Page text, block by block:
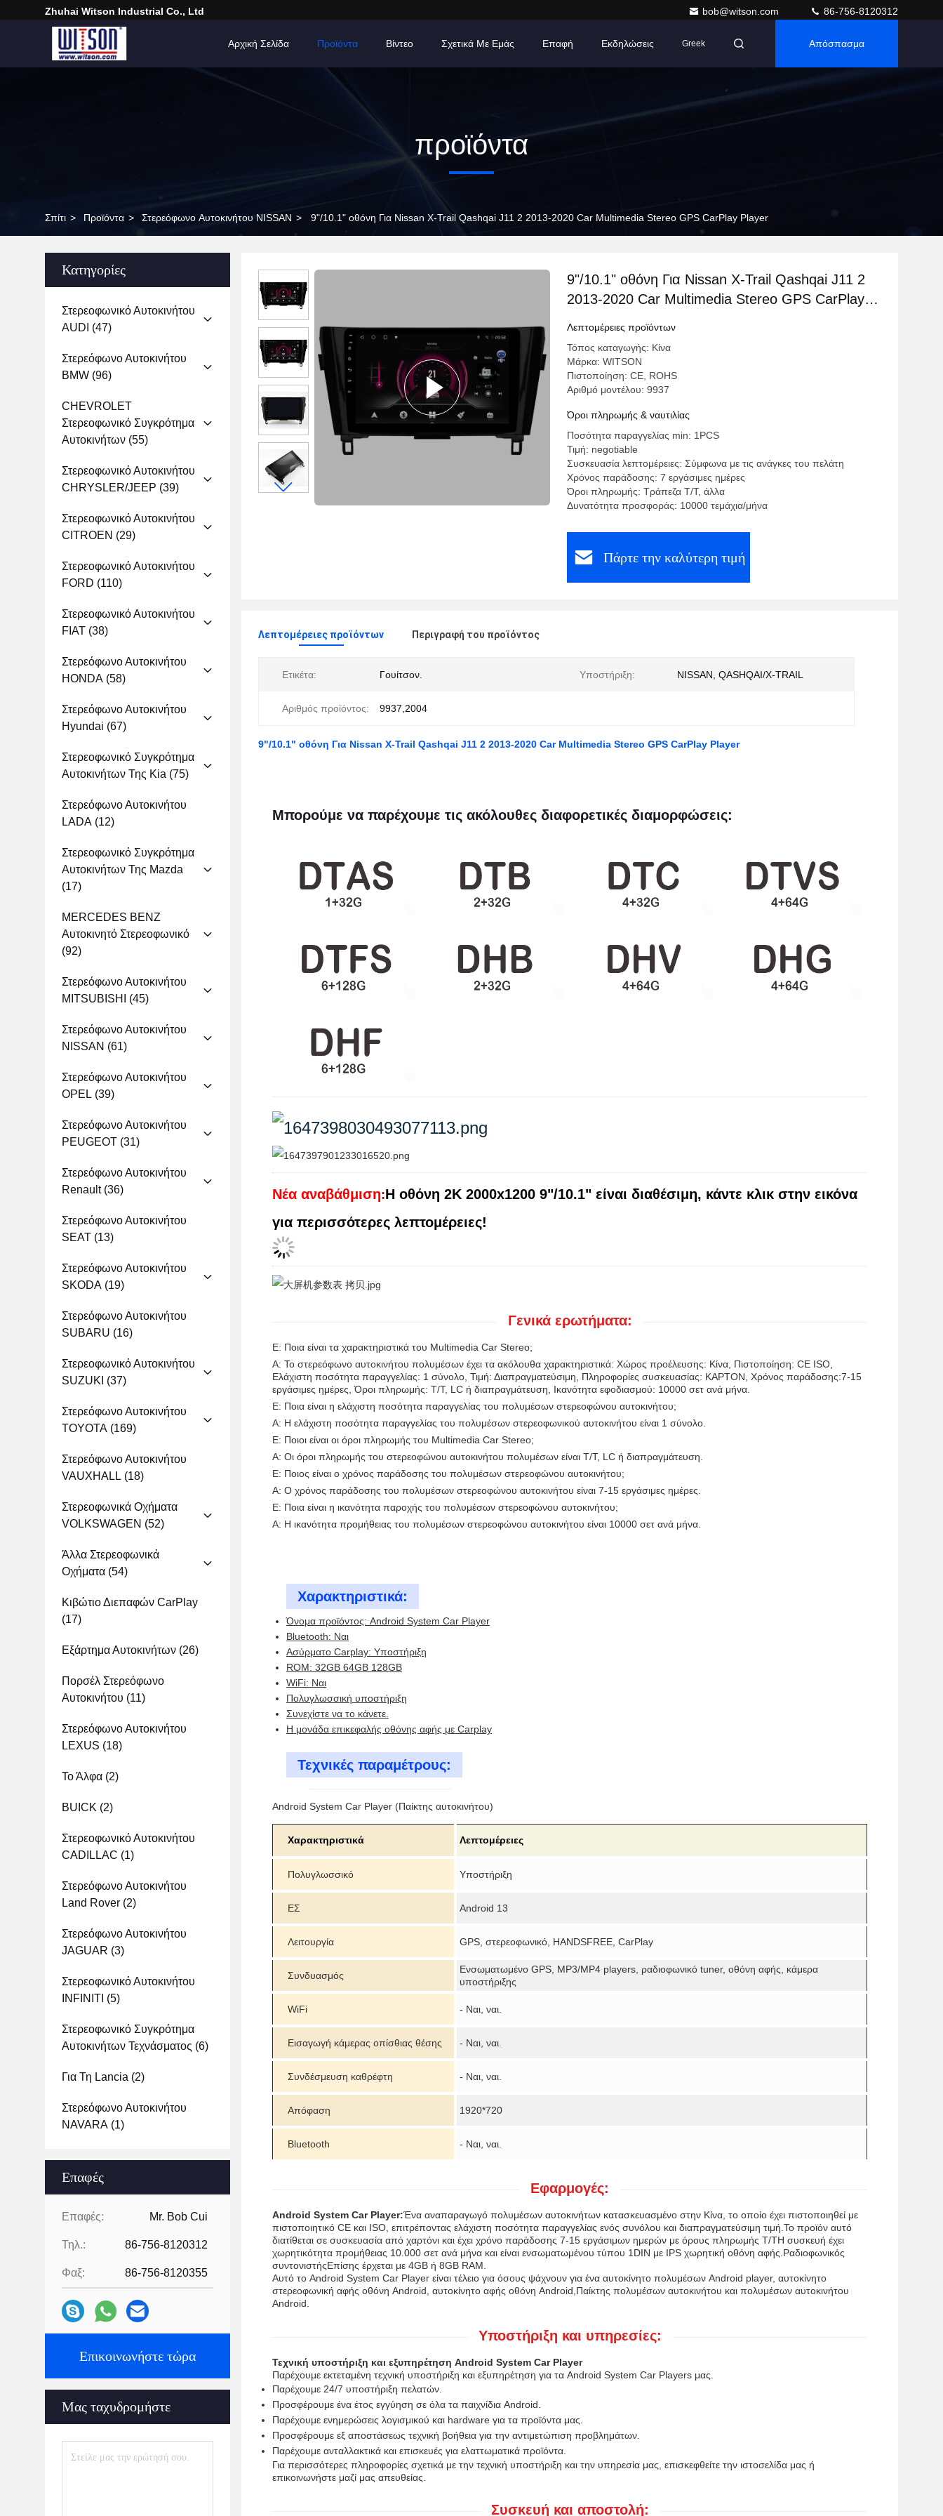
Zhuhai Witson Industrial Co., Ltd bob@witson.com 86-756-8120312
Αρχική Σελίδα Προϊόντα Βίντεο Σχετικά Με Εμάς Επαφή Εκδηλώσεις Greek Απόσπασμα
προϊόντα
Σπίτι > Προϊόντα > Στερεόφωνο Αυτοκινήτου NISSAN > 9"/10.1" οθόνη Για Nissan X-Trail Qashqai J11 2 2013-2020 Car Multimedia Stereo GPS CarPlay Player
Κατηγορίες
Στερεοφωνικό Αυτοκινήτου
AUDI (47)
Στερεόφωνο Αυτοκινήτου
BMW (96)
CHEVROLET
Στερεοφωνικό Συγκρότημα
Αυτοκινήτων (55)
Στερεοφωνικό Αυτοκινήτου
CHRYSLER/JEEP (39)
Στερεοφωνικό Αυτοκινήτου
CITROEN (29)
Στερεοφωνικό Αυτοκινήτου
FORD (110)
Στερεοφωνικό Αυτοκινήτου
FIAT (38)
Στερεόφωνο Αυτοκινήτου
HONDA (58)
Στερεόφωνο Αυτοκινήτου
Hyundai (67)
Στερεοφωνικό Συγκρότημα
Αυτοκινήτων Της Kia (75)
Στερεόφωνο Αυτοκινήτου
LADA (12)
Στερεοφωνικό Συγκρότημα
Αυτοκινήτων Της Mazda
(17)
MERCEDES BENZ
Αυτοκινητό Στερεοφωνικό
(92)
Στερεόφωνο Αυτοκινήτου
MITSUBISHI
(45)
Στερεόφωνο Αυτοκινήτου
NISSAN (61)
Στερεόφωνο Αυτοκινήτου
OPEL (39)
Στερεόφωνο Αυτοκινήτου
PEUGEOT (31)
Στερεόφωνο Αυτοκινήτου
Renault(36)
Στερεόφωνο Αυτοκινήτου
SEAT (13)
Στερεόφωνο Αυτοκινήτου
SKODA (19)
Στερεόφωνο Αυτοκινήτου
SUBARU (16)
Στερεοφωνικό Αυτοκινήτου
SUZUKI (37)
Στερεόφωνο Αυτοκινήτου
TOYOTA (169)
Στερεόφωνο Αυτοκινήτου
VAUXHALL (18)
Στερεοφωνικά Οχήματα
VOLKSWAGEN (52)
Άλλα Στερεοφωνικά
Οχήματα (54)
Κιβώτιο Διεπαφών CarPlay
(17)
Εξάρτημα Αυτοκινήτων (26)
Πορσέλ Στερεόφωνο
Αυτοκινήτου (11)
Στερεόφωνο Αυτοκινήτου
LEXUS (18)
Το Άλφα (2)
BUICK (2)
Στερεοφωνικό Αυτοκινήτου
CADILLAC (1)
Στερεόφωνο Αυτοκινήτου
Land Rover (2)
Στερεόφωνο Αυτοκινήτου
JAGUAR (3)
Στερεοφωνικό Αυτοκινήτου
INFINITI (5)
Στερεοφωνικό Συγκρότημα
Αυτοκινήτων Τεχνάσματος (6)
Για Τη Lancia (2)
Στερεόφωνο Αυτοκινήτου
NAVARA (1)
Επαφές
Επαφές: Mr. Bob Cui
Τηλ.: 86-756-8120312
Φαξ: 86-756-8120355
Επικοινωνήστε τώρα
Μας ταχυδρομήστε
9"/10.1" οθόνη Για Nissan X-Trail Qashqai J11 2
2013-2020 Car Multimedia Stereo GPS CarPlay
Λεπτομέρειες προϊόντων
Τόπος καταγωγής: Κίνα
Μάρκα: WITSON
Πιστοποίηση: CE, ROHS
Αριθμό μοντέλου: 9937
Όροι πληρωμής & ναυτιλίας
Ποσότητα παραγγελίας min: 1PCS
Τιμή: negotiable
Συσκευασία λεπτομέρειες: Σύμφωνα με τις ανάγκες του πελάτη
Χρόνος παράδοσης: 7 εργάσιμες ημέρες
Όροι πληρωμής: Τράπεζα T/T, άλλα
Δυνατότητα προσφοράς: 10000 τεμάχια/μήνα
Πάρτε την καλύτερη τιμή
Λεπτομέρειες προϊόντων Περιγραφή του προϊόντος
Ετικέτα: Γουίτσον. Υποστήριξη: NISSAN, QASHQAI/X-TRAIL
Αριθμός προϊόντος: 9937,2004
9"/10.1" οθόνη Για Nissan X-Trail Qashqai J11 2 2013-2020 Car Multimedia Stereo GPS CarPlay Player
Μπορούμε να παρέχουμε τις ακόλουθες διαφορετικές διαμορφώσεις:
Νέα αναβάθμιση:Η οθόνη 2K 2000x1200 9"/10.1" είναι διαθέσιμη, κάντε κλικ στην εικόνα
για περισσότερες λεπτομέρειες!
Γενικά ερωτήματα:
Ε: Ποια είναι τα χαρακτηριστικά του Multimedia Car Stereo;
Α: Το στερεόφωνο αυτοκινήτου πολυμέσων έχει τα ακόλουθα χαρακτηριστικά: Χώρος προέλευσης: Κίνα, Πιστοποίηση: CE ISO,
Ελάχιστη ποσότητα παραγγελίας: 1 σύνολο, Τιμή: Διαπραγματεύσιμη, Πληροφορίες συσκευασίας: ΚΑΡΤΟΝ, Χρόνος παράδοσης:7-15
εργάσιμες ημέρες, Όροι πληρωμής: T/T, LC ή διαπραγμάτευση, Ικανότητα εφοδιασμού: 10000 σετ ανά μήνα.
Ε: Ποια είναι η ελάχιστη ποσότητα παραγγελίας του πολυμέσων στερεοφώνου αυτοκινήτου;
Α: Η ελάχιστη ποσότητα παραγγελίας του πολυμέσων στερεοφωνικού αυτοκινήτου είναι 1 σύνολο.
Ε: Ποιοι είναι οι όροι πληρωμής του Multimedia Car Stereo;
Α: Οι όροι πληρωμής του στερεοφώνου αυτοκινήτου πολυμέσων είναι T/T, LC ή διαπραγμάτευση.
Ε: Ποιος είναι ο χρόνος παράδοσης του πολυμέσων στερεοφώνου αυτοκινήτου;
Α: Ο χρόνος παράδοσης του πολυμέσων στερεοφώνου αυτοκινήτου είναι 7-15 εργάσιμες ημέρες.
Ε: Ποια είναι η ικανότητα παροχής του πολυμέσων στερεοφώνου αυτοκινήτου;
Α: Η ικανότητα προμήθειας του πολυμέσων στερεοφώνου αυτοκινήτου είναι 10000 σετ ανά μήνα.
Χαρακτηριστικά:
Όνομα προϊόντος: Android System Car Player
Bluetooth: Ναι
Ασύρματο Carplay: Υποστήριξη
ROM: 32GB 64GB 128GB
WiFi: Ναι
Πολυγλωσσική υποστήριξη
Συνεχίστε να το κάνετε.
Η μονάδα επικεφαλής οθόνης αφής με Carplay
Τεχνικές παραμέτρους:
Android System Car Player (Παίκτης αυτοκινήτου)
Χαρακτηριστικά Λεπτομέρειες
Πολυγλωσσικό Υποστήριξη
ΕΣ Android 13
Λειτουργία GPS, στερεοφωνικό, HANDSFREE, CarPlay
Συνδυασμός
Ενσωματωμένο GPS, MP3/MP4 players, ραδιοφωνικό tuner, οθόνη αφής, κάμερα
υποστήριξης
WiFi - Ναι, ναι.
Εισαγωγή κάμερας οπίσθιας θέσης - Ναι, ναι.
Συνδέσμευση καθρέφτη - Ναι, ναι.
Απόφαση 1920*720
Bluetooth - Ναι, ναι.
Εφαρμογές:
Android System Car Player:Ένα αναπαραγωγό πολυμέσων αυτοκινήτων κατασκευασμένο στην Κίνα, το οποίο έχει πιστοποιηθεί με
πιστοποιητικό CE και ISO, επιτρέποντας ελάχιστη ποσότητα παραγγελίας ενός συνόλου και διαπραγματεύσιμη τιμή.Το προϊόν αυτό
διατίθεται σε συσκευασία από χαρτόνι και έχει χρόνο παράδοσης 7-15 εργάσιμων ημερών με όρους πληρωμής T/TΗ συσκευή έχει
χωρητικότητα προμήθειας 10.000 σετ ανά μήνα και είναι ενσωματωμένου τύπου 1DIN με IPS χωρητική οθόνη αφής.Ραδιοφωνικός
συντονιστήςΕπίσης έρχεται με 4GB ή 8GB RAM.
Αυτό το Android System Car Player είναι τέλειο για όσους ψάχνουν για ένα αυτοκίνητο πολυμέσων Android player, αυτοκίνητο
στερεοφωνική αφής οθόνη Android, αυτοκίνητο αφής οθόνη Android,Παίκτης πολυμέσων αυτοκινήτου και πολυμέσων αυτοκινήτου
Android.
Υποστήριξη και υπηρεσίες:
Τεχνική υποστήριξη και εξυπηρέτηση Android System Car Player
Παρέχουμε εκτεταμένη τεχνική υποστήριξη και εξυπηρέτηση για τα Android System Car Players μας.
Παρέχουμε 24/7 υποστήριξη πελατών.
Προσφέρουμε ένα έτος εγγύηση σε όλα τα παιχνίδια Android.
Παρέχουμε ενημερώσεις λογισμικού και hardware για τα προϊόντα μας.
Προσφέρουμε εξ αποστάσεως τεχνική βοήθεια για την αντιμετώπιση προβλημάτων.
Παρέχουμε ανταλλακτικά και επισκευές για ελαττωματικά προϊόντα.
Για περισσότερες πληροφορίες σχετικά με την τεχνική υποστήριξη και την υπηρεσία μας, επισκεφθείτε την ιστοσελίδα μας ή
επικοινωνήστε μαζί μας απευθείας.
Συσκευή και αποστολή: